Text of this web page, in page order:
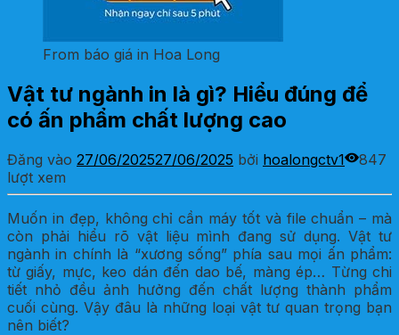
From báo giá in Hoa Long
Vật tư ngành in là gì? Hiểu đúng để
có ấn phẩm chất lượng cao
Đăng vào 27/06/202527/06/2025 bởi hoalongctv1
847
lượt xem
Muốn in đẹp, không chỉ cần máy tốt và file chuẩn – mà
còn phải hiểu rõ vật liệu mình đang sử dụng. Vật tư
ngành in chính là “xương sống” phía sau mọi ấn phẩm:
từ giấy, mực, keo dán đến dao bế, màng ép… Từng chi
tiết nhỏ đều ảnh hưởng đến chất lượng thành phẩm
cuối cùng. Vậy đâu là những loại vật tư quan trọng bạn
nên biết?